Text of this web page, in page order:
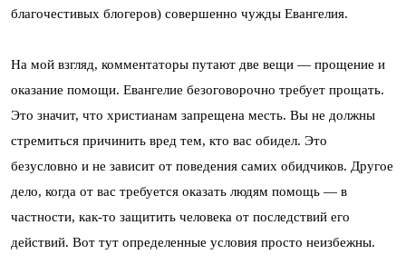
благочестивых блогеров) совершенно чужды Евангелия.
На мой взгляд, комментаторы путают две вещи — прощение и
оказание помощи. Евангелие безоговорочно требует прощать.
Это значит, что христианам запрещена месть. Вы не должны
стремиться причинить вред тем, кто вас обидел. Это
безусловно и не зависит от поведения самих обидчиков. Другое
дело, когда от вас требуется оказать людям помощь — в
частности, как-то защитить человека от последствий его
действий. Вот тут определенные условия просто неизбежны.